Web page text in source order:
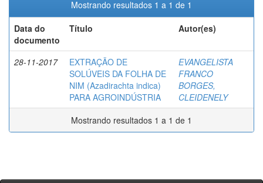
Mostrando resultados 1 a 1 de 1
Data do
documento
Título Autor(es)
28-11-2017
EXTRAÇÃO DE
SOLÚVEIS DA FOLHA DE
NIM (Azadirachta indica)
PARA AGROINDÚSTRIA
EVANGELISTA
FRANCO
BORGES,
CLEIDENELY
Mostrando resultados 1 a 1 de 1